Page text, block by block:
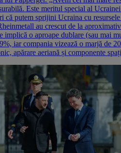
Este meritul special al
că putem sprijini Ucraina cu
au crescut de la
implică o aproape dublare (sau mai
iar compania vizează o marjă de
apărare aeriană și componente